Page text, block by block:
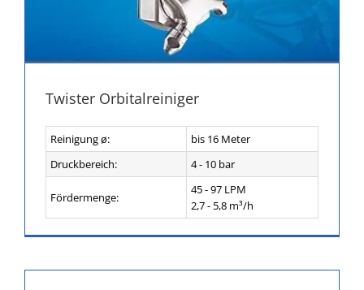
Twister Orbitalreiniger
Reinigung ø:
bis 16 Meter
Druckbereich:
4 - 10 bar
Fördermenge:
45 - 97 LPM
2,7 - 5,8 m³/h